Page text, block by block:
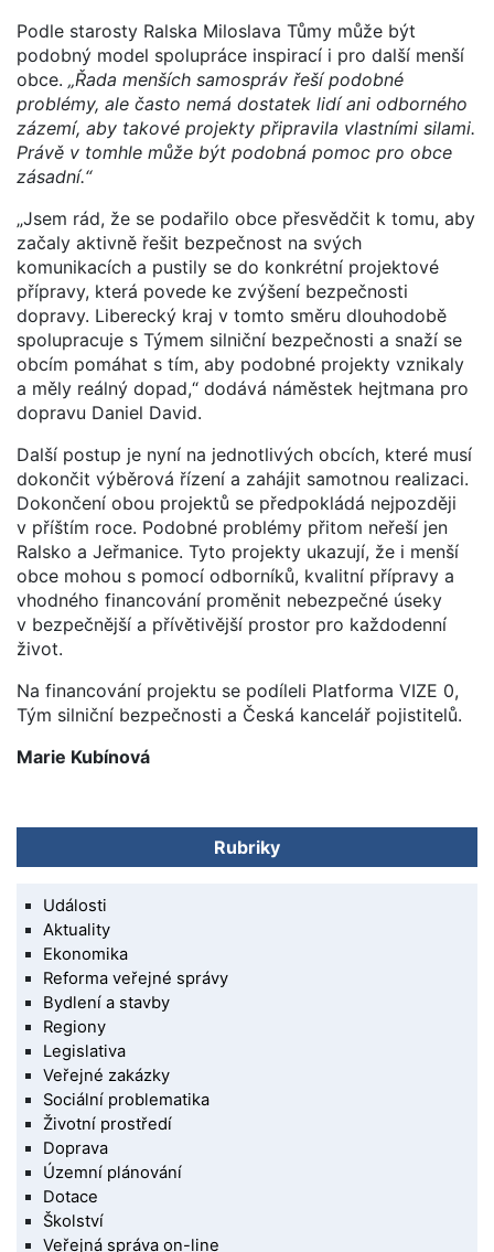
Podle starosty Ralska Miloslava Tůmy může být
podobný model spolupráce inspirací i pro další menší
obce. „Řada menších samospráv řeší podobné
problémy, ale často nemá dostatek lidí ani odborného
zázemí, aby takové projekty připravila vlastními silami.
Právě v tomhle může být podobná pomoc pro obce
zásadní.“
„Jsem rád, že se podařilo obce přesvědčit k tomu, aby
začaly aktivně řešit bezpečnost na svých
komunikacích a pustily se do konkrétní projektové
přípravy, která povede ke zvýšení bezpečnosti
dopravy. Liberecký kraj v tomto směru dlouhodobě
spolupracuje s Týmem silniční bezpečnosti a snaží se
obcím pomáhat s tím, aby podobné projekty vznikaly
a měly reálný dopad,“ dodává náměstek hejtmana pro
dopravu Daniel David.
Další postup je nyní na jednotlivých obcích, které musí
dokončit výběrová řízení a zahájit samotnou realizaci.
Dokončení obou projektů se předpokládá nejpozději
v příštím roce. Podobné problémy přitom neřeší jen
Ralsko a Jeřmanice. Tyto projekty ukazují, že i menší
obce mohou s pomocí odborníků, kvalitní přípravy a
vhodného financování proměnit nebezpečné úseky
v bezpečnější a přívětivější prostor pro každodenní
život.
Na financování projektu se podíleli Platforma VIZE 0,
Tým silniční bezpečnosti a Česká kancelář pojistitelů.
Marie Kubínová
Rubriky
Události
Aktuality
Ekonomika
Reforma veřejné správy
Bydlení a stavby
Regiony
Legislativa
Veřejné zakázky
Sociální problematika
Životní prostředí
Doprava
Územní plánování
Dotace
Školství
Veřejná správa on-line